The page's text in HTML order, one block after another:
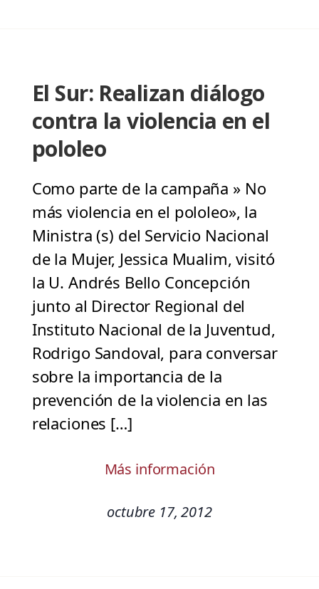
El Sur: Realizan diálogo
contra la violencia en el
pololeo
Como parte de la campaña » No
más violencia en el pololeo», la
Ministra (s) del Servicio Nacional
de la Mujer, Jessica Mualim, visitó
la U. Andrés Bello Concepción
junto al Director Regional del
Instituto Nacional de la Juventud,
Rodrigo Sandoval, para conversar
sobre la importancia de la
prevención de la violencia en las
relaciones […]
Más información
octubre 17, 2012